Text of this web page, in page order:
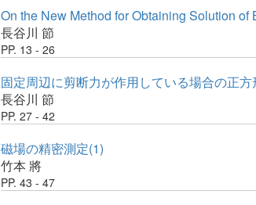
On the New Method for Obtaining Solution
長谷川 節
PP. 13 - 26
固定周辺に剪断力が作用している場合の正
長谷川 節
PP. 27 - 42
磁場の精密測定(1)
竹本 將
PP. 43 - 47